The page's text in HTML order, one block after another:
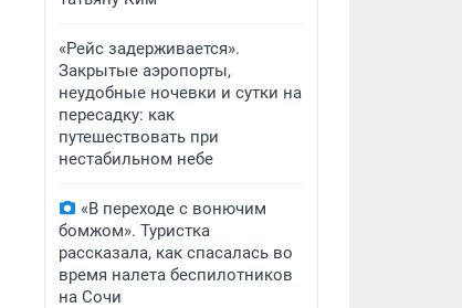
«Рейс задерживается».
Закрытые аэропорты,
неудобные ночевки и сутки на
пересадку: как
путешествовать при
нестабильном небе
«В переходе с вонючим
бомжом». Туристка
рассказала, как спасалась во
время налета беспилотников
на Сочи